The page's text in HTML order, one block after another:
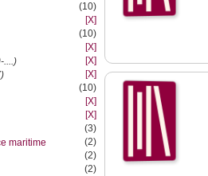
(10)
[X]
(10)
[X]
....)
[X]
[X]
(10)
[X]
[X]
(3)
maritime
(2)
(2)
(2)